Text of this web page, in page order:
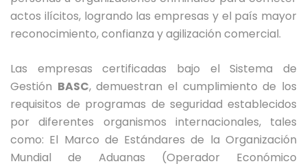
actos ilícitos, logrando las empresas y el país mayor
reconocimiento, confianza y agilización comercial.
Las empresas certificadas bajo el Sistema de
Gestión BASC, demuestran el cumplimiento de los
requisitos de programas de seguridad establecidos
por diferentes organismos internacionales, tales
como: El Marco de Estándares de la Organización
Mundial de Aduanas (Operador Económico